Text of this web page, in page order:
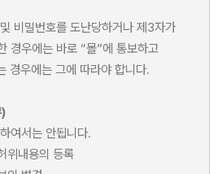
비밀번호를 도난당하거나 제3자가
경우에는 바로 “몰”에 통보하고
우에는 그에 따라야 합니다.
여서는 안됩니다.
위내용의 등록